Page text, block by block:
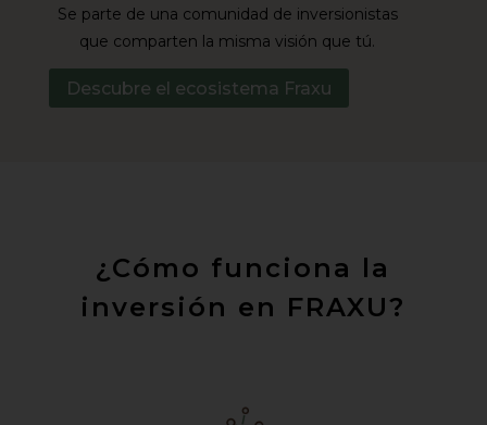
Se parte de una comunidad de inversionistas
que comparten la misma visión que tú.
Descubre el ecosistema Fraxu
¿Cómo funciona la
inversión en FRAXU?